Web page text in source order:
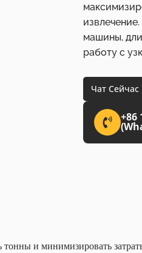
машины,
работу с
Чат Сейчас
+86
и минимизировать